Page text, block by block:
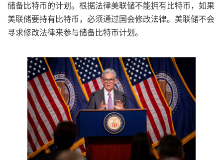
储备比特币的计划。根据法律美联储不能拥有比特币，如果
美联储要持有比特币，必须通过国会修改法律。美联储不会
寻求修改法律来参与储备比特币计划。